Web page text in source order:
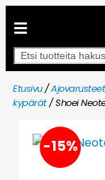
Etusivu/Ajovarusteet
kypärät/ Shoei
-15%